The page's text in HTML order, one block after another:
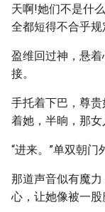
天啊!她们不是什
全都短得不合乎规
盈维回过神，悬
接。
手托着下巴，尊
着她，半晌，那女
“进来。”单双朝门
那道声音似有魔
心，让她像被一股